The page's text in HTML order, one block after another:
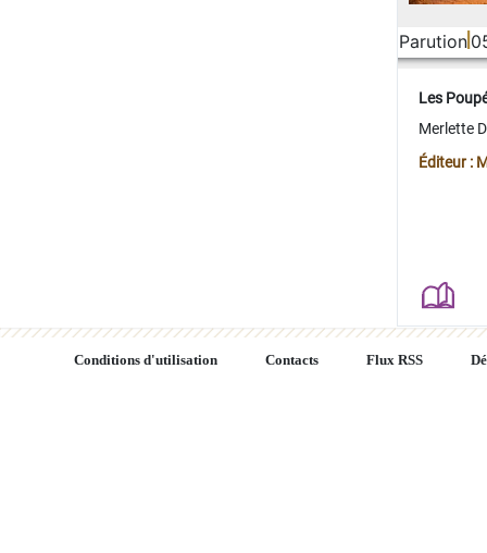
Parution
Les
Merlette
Éditeur :
Conditions d'utilisation Contacts Flux RSS